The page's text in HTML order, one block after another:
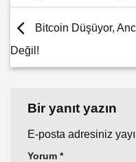
Bitcoin Düşüyor,
Değil!
Bir yanıt yazın
E-posta adresiniz
Yorum *